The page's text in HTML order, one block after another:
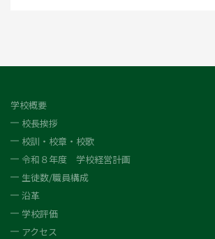
学校概要
校長挨拶
校訓・校章・校歌
令和８年度 学校経営計画
生徒数/職員構成
沿革
学校評価
アクセス